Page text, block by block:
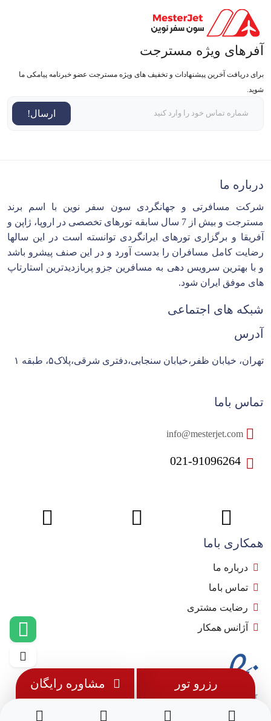
رزرو تور مشاوره رایگان
آفرهای ویژه مسترجت
برای دریافت آخرین پیشنهادات و تخفیف های ویژه مسترجت عضو خبرنامه پیامکی ما
شوید.
ارسال!
درباره ما
شرکت مسافرتی و جهانگردی سون سفر نوین با اسم برند
مسترجت و بیش از 7 سال سابقه تورهای تخصصی در اروپا، ژاپن و
آفریقا و برگزاری تورهای ایرانگردی توانسته است در این سالها
رضایت کامل مسافران را بدست آورد و در این صنف پیشرو باشد
و با بهترین سرویس دهی به مسافرین جزو پربازدیدترین استارتاپ
های موفق ایران شود.
شبکه های اجتماعی
آدرس
تهران، خیابان ظفر،خیابان سنجابی،دفتری شرقی،پلاک۵، طبقه ۱
تماس باما
021-91096264
همکاری باما
درباره ما
تماس باما
رضایت مشتری
آژانس همکار